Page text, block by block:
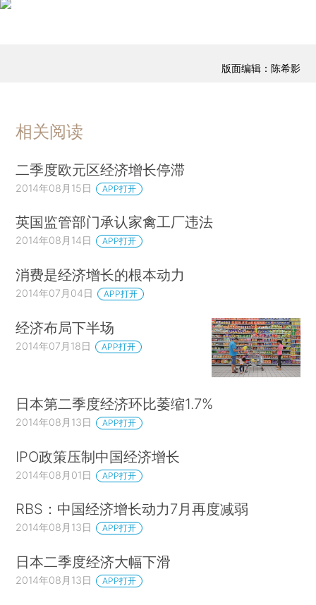
版面编辑：陈希影
相关阅读
二季度欧元区经济增长停滞
2014年08月15日 APP打开
英国监管部门承认家禽工厂违法
2014年08月14日 APP打开
消费是经济增长的根本动力
2014年07月04日 APP打开
经济布局下半场
2014年07月18日 APP打开
日本第二季度经济环比萎缩1.7%
2014年08月13日 APP打开
IPO政策压制中国经济增长
2014年08月01日 APP打开
RBS：中国经济增长动力7月再度减弱
2014年08月13日 APP打开
日本二季度经济大幅下滑
2014年08月13日 APP打开